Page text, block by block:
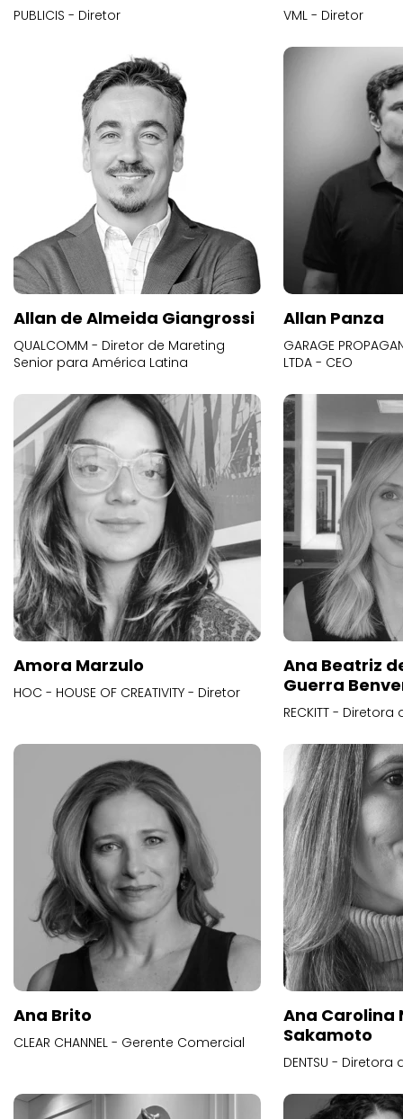
PUBLICIS - Diretor VML - Diretor
Allan de Almeida Giangrossi
QUALCOMM - Diretor de Mareting
Senior para América Latina
Allan Panza
GARAGE
LTDA - CEO
Amora Marzulo
HOC - HOUSE OF CREATIVITY - Diretor
Ana Beatriz
Guerra
RECKITT -
Ana Brito
CLEAR CHANNEL - Gerente Comercial
Ana Carolina
Sakamoto
DENTSU -